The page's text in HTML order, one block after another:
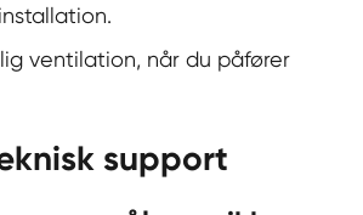
ventilation, når du påfører
support